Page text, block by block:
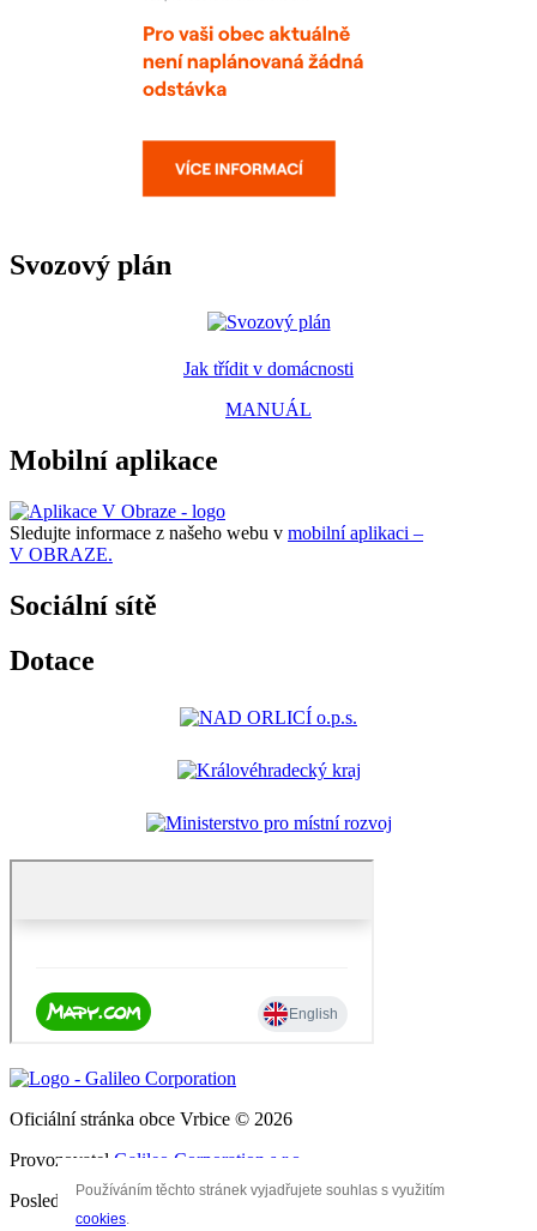
Používáním těchto stránek vyjadřujete souhlas s využitím
cookies
Svozový plán
Jak třídit v domácnosti
MANUÁL
Mobilní aplikace
Sledujte informace z našeho webu v mobilní aplikaci –
V OBRAZE.
Sociální sítě
Dotace
Oficiální stránka obce Vrbice © 2026
Provozovatel Galileo Corporation s.r.o.
Poslední aktualizace: 5. 8. 2026